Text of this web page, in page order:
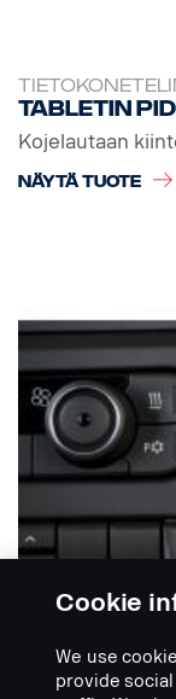
Tabletin
Kojelautaan
NÄYTÄ TUOTE
Cookie
We use
provide